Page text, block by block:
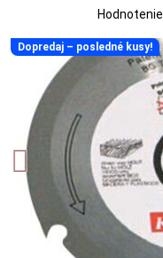
Dopredaj – posledné kusy!
Hodnotenie